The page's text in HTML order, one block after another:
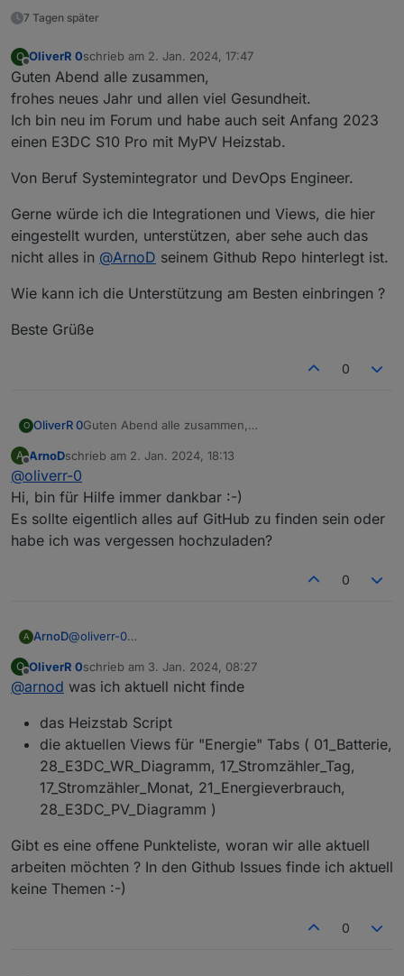
7 Tagen später
O
Offline
OliverR 0schrieb am 2. Jan. 2024, 17:47
zuletzt editiert von
Guten Abend alle zusammen,
frohes neues Jahr und allen viel Gesundheit.
Ich bin neu im Forum und habe auch seit Anfang 2023
einen E3DC S10 Pro mit MyPV Heizstab.
Von Beruf Systemintegrator und DevOps Engineer.
Gerne würde ich die Integrationen und Views, die hier
eingestellt wurden, unterstützen, aber sehe auch das
nicht alles in @ArnoD seinem Github Repo hinterlegt ist.
Wie kann ich die Unterstützung am Besten einbringen ?
Beste Grüße
0
O OliverR 0Guten Abend alle zusammen,
Ich bin neu im Forum und habe auch seit Anfang
Von Beruf Systemintegrator und DevOps Engineer.
Gerne würde ich die Integrationen und Views, die
hier eingestellt wurden, unterstützen, aber sehe
auch das nicht alles in@ArnoDseinem Github Repo
hinterlegt ist.
Wie kann ich die Unterstützung am Besten
einbringen ?
A
Offline
ArnoDschrieb am 2. Jan. 2024, 18:13
zuletzt editiert von
@oliverr-0
Hi, bin für Hilfe immer dankbar :-)
Es sollte eigentlich alles auf GitHub zu finden sein oder
habe ich was vergessen hochzuladen?
0
A ArnoD@oliverr-0
Es sollte eigentlich alles auf GitHub zu finden sein oder
habe ich was vergessen hochzuladen?
O
Offline
OliverR 0schrieb am 3. Jan. 2024, 08:27
zuletzt editiert von
@arnod was ich aktuell nicht finde
das Heizstab Script
die aktuellen Views für "Energie" Tabs ( 01_Batterie,
28_E3DC_WR_Diagramm, 17_Stromzähler_Tag,
17_Stromzähler_Monat, 21_Energieverbrauch,
28_E3DC_PV_Diagramm )
Gibt es eine offene Punkteliste, woran wir alle aktuell
arbeiten möchten ? In den Github Issues finde ich aktuell
keine Themen :-)
0